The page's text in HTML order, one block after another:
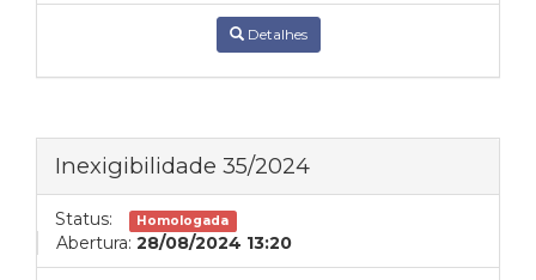
Detalhes
Inexigibilidade 35/2024
Status: Homologada
Abertura: 28/08/2024 13:20